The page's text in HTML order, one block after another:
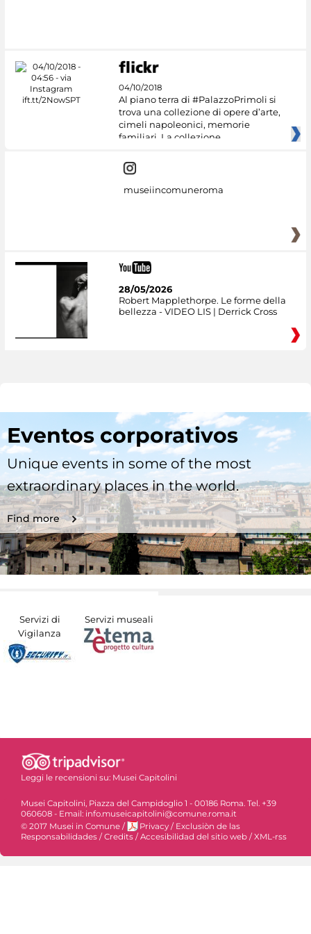
04/10/2018
Al piano terra di #PalazzoPrimoli si
trova una collezione di opere d’arte,
cimeli napoleonici, memorie
familiari. La collezione
museiincomuneroma
28/05/2026
Robert Mapplethorpe. Le forme della
bellezza - VIDEO LIS | Derrick Cross
Eventos corporativos
Unique events in some of the most
extraordinary places in the world.
Find more
Servizi di
Vigilanza
Servizi museali
Leggi le recensioni su: Musei Capitolini
Musei Capitolini, Piazza del Campidoglio 1 - 00186 Roma. Tel. +39
060608 - Email: info.museicapitolini@comune.roma.it
© 2017 Musei in Comune / Privacy / Exclusiòn de las
Responsabilidades /Credits /Accesibilidad del sitio web /XML-rss